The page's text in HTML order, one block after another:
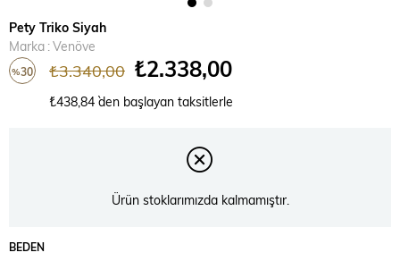
Pety Triko Siyah
Marka :Venöve
%30 ₺3.340,00 ₺2.338,00
₺438,84 `den başlayan taksitlerle
Ürün stoklarımızda kalmamıştır.
BEDEN